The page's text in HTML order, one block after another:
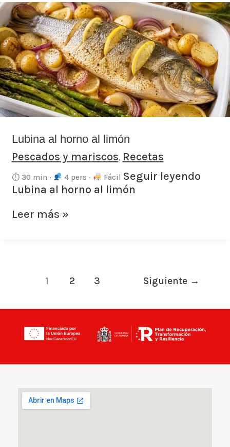
Lubina al horno al limón
Pescados y mariscos, Recetas
⏱ 30 min · 4 pers · Fácil Seguir leyendo
Lubina al horno al limón
Lubina
al
horno
al
limón
Leer más »
1 2 3 Siguiente →